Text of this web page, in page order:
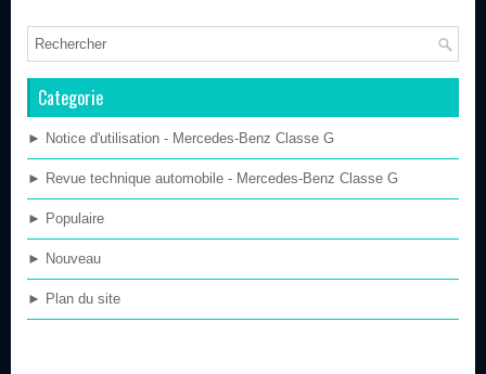
Categorie
► Notice d'utilisation - Mercedes-Benz Classe G
► Revue technique automobile - Mercedes-Benz Classe G
► Populaire
► Nouveau
► Plan du site